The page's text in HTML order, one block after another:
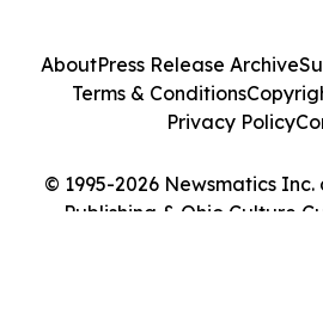
© 1995-2026 Newsmatics
Publishing & Ohio Culture
AboutPress Release Archive
Terms & Conditions
Privacy Policy